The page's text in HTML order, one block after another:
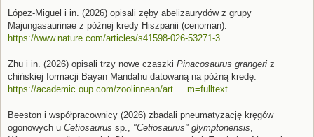
s
t
López-Miguel i in. (2026) opisali zęby abelizaurydów z grupy
Majungasaurinae z późnej kredy Hiszpanii (cenoman).
https://www.nature.com/articles/s41598-026-53271-3
Zhu i in. (2026) opisali trzy nowe czaszki Pinacosaurus grangeri z
chińskiej formacji Bayan Mandahu datowaną na późną kredę.
https://academic.oup.com/zoolinnean/art ... m=fulltext
Beeston i współpracownicy (2026) zbadali pneumatyzację kręgów
ogonowych u Cetiosaurus sp., "Cetiosaurus" glymptonensis,